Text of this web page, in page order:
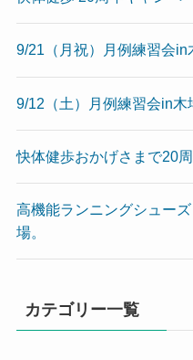
9/21（月祝）月例練習会in
9/12（土）月例練習会in木
快体健歩おかげさまで20
高機能ランニングシュー
場。
カテゴリー一覧